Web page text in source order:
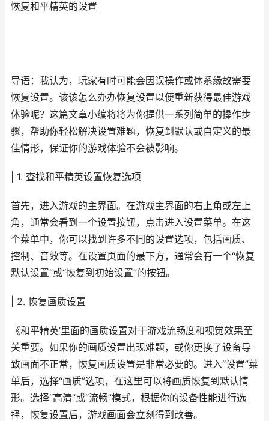
恢复和平精英的设置
导语：我认为，玩家有时可能会因误操作或体系缘故需要
恢复设置。该该怎么办办恢复设置以便重新获得最佳游戏
体验呢？这篇文章小编将将为你提供一系列简单的操作步
骤，帮助你轻松解决设置难题，恢复到默认或自定义的最
佳情形，保证你的游戏体验不会被影响。
| 1. 查找和平精英设置恢复选项
首先，进入游戏的主界面。在游戏主界面的右上角或左上
角，通常会看到一个设置按钮，点击进入设置菜单。在这
个菜单中，你可以找到许多不同的设置选项，包括画质、
控制、音效等。在设置页面的最下方，通常会有一个“恢复
默认设置”或“恢复到初始设置”的按钮。
| 2. 恢复画质设置
《和平精英’里面的画质设置对于游戏流畅度和视觉效果至
关重要。如果你的画质设置出现难题，或你更换了设备导
致画面不正常，恢复画质设置是非常必要的。进入“设置”菜
单后，选择“画质”选项，在这里可以将画质恢复到默认情
形。选择“高清”或“流畅”模式，根据你的设备性能进行选
择，恢复设置后，游戏画面会立刻得到改善。